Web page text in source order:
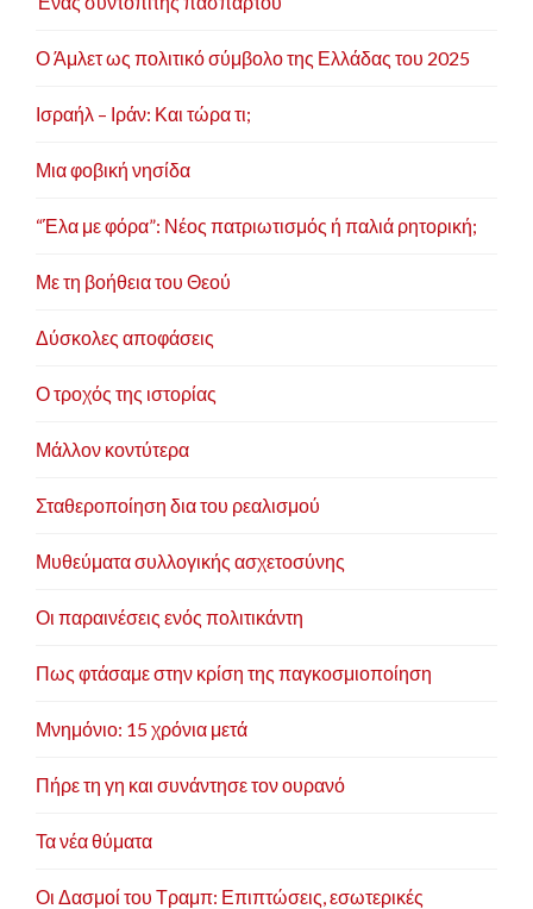
Ο Άμλετ ως πολιτικό σύμβολο της Ελλάδας του 2025
Ισραήλ – Ιράν: Και τώρα τι;
Μια φοβική νησίδα
“Έλα με φόρα”: Νέος πατριωτισμός ή παλιά ρητορική;
Με τη βοήθεια του Θεού
Δύσκολες αποφάσεις
Ο τροχός της ιστορίας
Μάλλον κοντύτερα
Σταθεροποίηση δια του ρεαλισμού
Μυθεύματα συλλογικής ασχετοσύνης
Οι παραινέσεις ενός πολιτικάντη
Πως φτάσαμε στην κρίση της παγκοσμιοποίηση
Μνημόνιο: 15 χρόνια μετά
Πήρε τη γη και συνάντησε τον ουρανό
Τα νέα θύματα
Οι Δασμοί του Τραμπ: Επιπτώσεις, εσωτερικές